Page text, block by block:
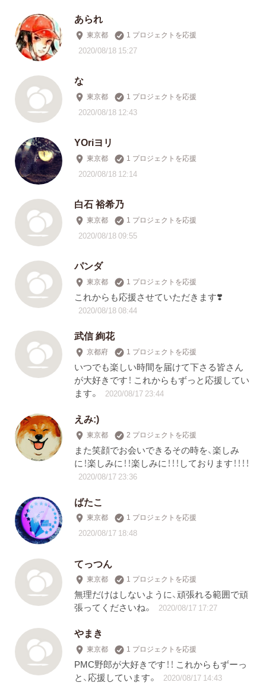
あられ
東京都 1 プロジェクトを応援
2020/08/18 15:27
な
東京都 1 プロジェクトを応援
2020/08/18 12:43
YOriヨリ
東京都 1 プロジェクトを応援
2020/08/18 12:14
白石 裕希乃
東京都 1 プロジェクトを応援
2020/08/18 09:55
パンダ
東京都 1 プロジェクトを応援
これからも応援させていただきます❣️
2020/08/18 08:44
武信 絢花
京都府 1 プロジェクトを応援
いつでも楽しい時間を届けて下さる皆さん
が大好きです！ これからもずっと応援してい
ます。
2020/08/17 23:44
えみ:)
東京都 2 プロジェクトを応援
また笑顔でお会いできるその時を、楽しみ
に！楽しみに！！楽しみに！！！しております！！！！
2020/08/17 23:36
ばたこ
東京都 1 プロジェクトを応援
2020/08/17 18:48
てっつん
東京都 1 プロジェクトを応援
無理だけはしないように、頑張れる範囲で頑
張ってくださいね。
2020/08/17 17:27
やまき
東京都 1 プロジェクトを応援
PMC野郎が大好きです！！ これからもずーっ
と、応援しています。
2020/08/17 14:43